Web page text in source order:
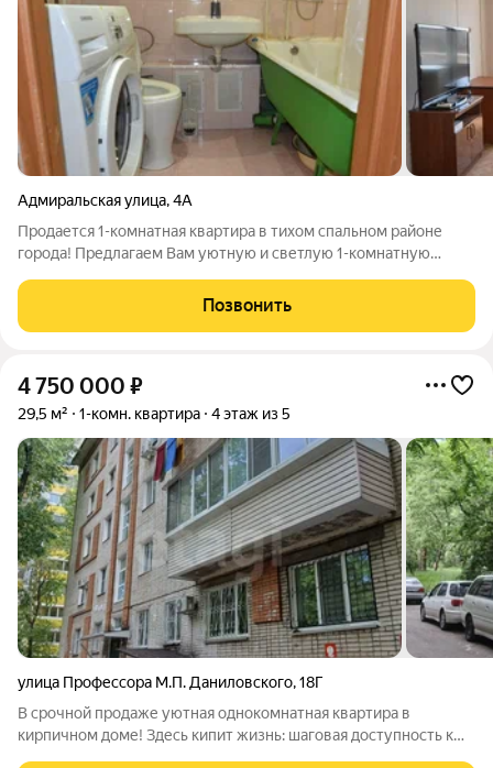
Адмиральская улица,4А
Продается 1-комнатная квартира в тихом спальном районе
города! Предлагаем Вам уютную и светлую 1-комнатную
города. Основные характеристики: Солнечные окна на юг,
которые наполняют квартиру светом. В
Позвонить
4 750 000 ₽
29,5 м² 1-комн. квартира 4 этаж из 5
улица Профессора М.П. Даниловского,18Г
В срочной продаже уютная однокомнатная квартира в
кирпичном доме! Здесь кипит жизнь: шаговая доступность к